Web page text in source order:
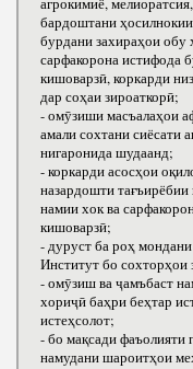
агрокимиё,
бардоштани
бурдани захираҳои обу
сарфакорона истифода
кишоварзӣ, коркарди
дар соҳаи зироаткорӣ;
- омӯзиши масъалаҳои
амали сохтани сиёсати
нигаронида шудаанд;
- коркарди асосҳои
назардошти
намии хок ва
кишоварзӣ;
- дуруст ба роҳ
Институт бо сохторҳои
- омӯзиш ва ҷамъбаст
хориҷӣ баҳри беҳтар
истеҳсолот;
- бо мақсади фаъолияти
намудани шароитҳои